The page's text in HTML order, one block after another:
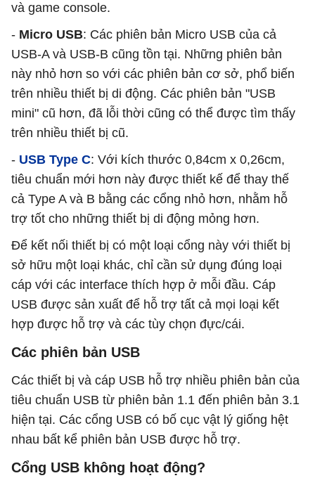
và game console.
- Micro USB: Các phiên bản Micro USB của cả
USB-A và USB-B cũng tồn tại. Những phiên bản
này nhỏ hơn so với các phiên bản cơ sở, phổ biến
trên nhiều thiết bị di động. Các phiên bản "USB
mini" cũ hơn, đã lỗi thời cũng có thể được tìm thấy
trên nhiều thiết bị cũ.
- USB Type C: Với kích thước 0,84cm x 0,26cm,
tiêu chuẩn mới hơn này được thiết kế để thay thế
cả Type A và B bằng các cổng nhỏ hơn, nhằm hỗ
trợ tốt cho những thiết bị di động mỏng hơn.
Để kết nối thiết bị có một loại cổng này với thiết bị
sở hữu một loại khác, chỉ cần sử dụng đúng loại
cáp với các interface thích hợp ở mỗi đầu. Cáp
USB được sản xuất để hỗ trợ tất cả mọi loại kết
hợp được hỗ trợ và các tùy chọn đực/cái.
Các phiên bản USB
Các thiết bị và cáp USB hỗ trợ nhiều phiên bản của
tiêu chuẩn USB từ phiên bản 1.1 đến phiên bản 3.1
hiện tại. Các cổng USB có bố cục vật lý giống hệt
nhau bất kể phiên bản USB được hỗ trợ.
Cổng USB không hoạt động?